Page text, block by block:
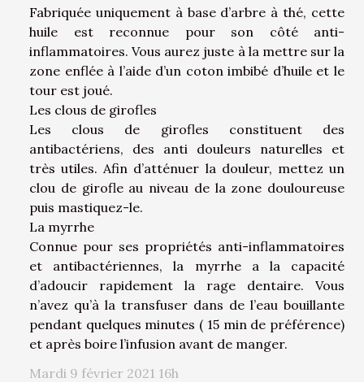
Fabriquée uniquement à base d’arbre à thé, cette
huile est reconnue pour son côté anti-
inflammatoires. Vous aurez juste à la mettre sur la
zone enflée à l’aide d’un coton imbibé d’huile et le
tour est joué.
Les clous de girofles
Les clous de girofles constituent des
antibactériens, des anti douleurs naturelles et
très utiles. Afin d’atténuer la douleur, mettez un
clou de girofle au niveau de la zone douloureuse
puis mastiquez-le.
La myrrhe
Connue pour ses propriétés anti-inflammatoires
et antibactériennes, la myrrhe a la capacité
d’adoucir rapidement la rage dentaire. Vous
n’avez qu’à la transfuser dans de l’eau bouillante
pendant quelques minutes ( 15 min de préférence)
et après boire l’infusion avant de manger.
Mardi 9 février 2021 16h